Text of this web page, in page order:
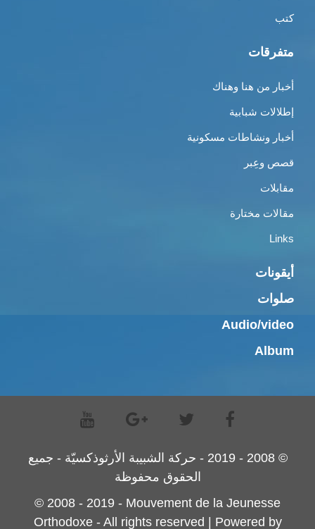
كتب
متفرقات
أخبار من هنا وهناك
إطلالات شبابية
أخبار ونشاطات مسكونية
قصص وعِبر
مقابلات
مقالات مختارة
Links
أيقونات
صلوات
Audio/video
Album
© 2008 - 2019 - حركة الشبيبة الأرثوذكسيّة - جميع
الحقوق محفوظة
© 2008 - 2019 - Mouvement de la Jeunesse
Orthodoxe - All rights reserved | Powered by